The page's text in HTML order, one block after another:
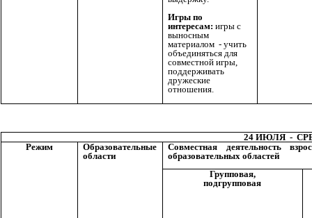
Игры по
интересам: игры с
выносным
материалом - учить
объединяться для
совместной игры,
поддерживать
дружеские
отношения.
24 ИЮЛЯ -
Режим
Образовательные
области
Совместная деятельность
образовательных областей
Групповая,
подгрупповая